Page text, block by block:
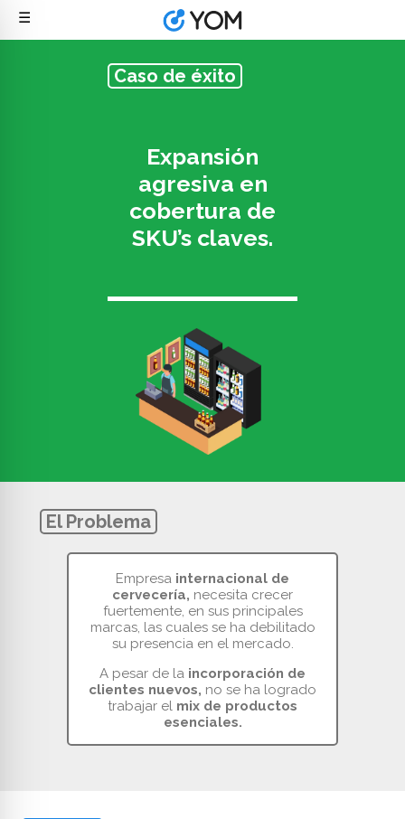
Caso de éxito
Expansión
agresiva en
cobertura de
SKU’s claves.
El Problema
Empresa internacional de
cervecería, necesita crecer
fuertemente, en sus principales
marcas, las cuales se ha debilitado
su presencia en el mercado.
A pesar de la incorporación de
clientes nuevos, no se ha logrado
trabajar el mix de productos
esenciales.
☰